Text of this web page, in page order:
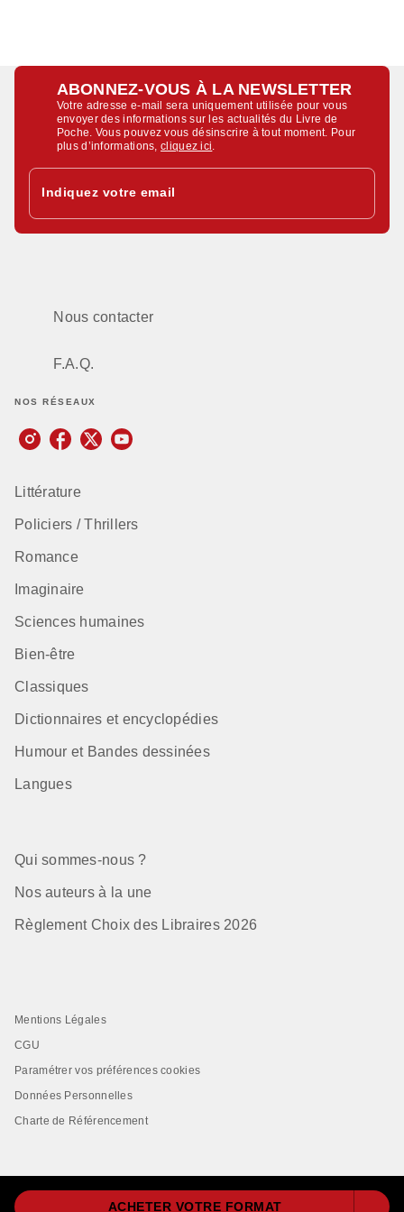
ACHETER VOTRE FORMAT
ABONNEZ-VOUS À LA NEWSLETTER
Votre adresse e-mail sera uniquement utilisée pour vous
envoyer des informations sur les actualités du Livre de
Poche. Vous pouvez vous désinscrire à tout moment. Pour
plus d’informations,cliquez ici
Indiquez votre email
Nous contacter
F.A.Q.
NOS RÉSEAUX
Littérature
Policiers / Thrillers
Romance
Imaginaire
Sciences humaines
Bien-être
Classiques
Dictionnaires et encyclopédies
Humour et Bandes dessinées
Langues
Qui sommes-nous ?
Nos auteurs à la une
Règlement Choix des Libraires 2026
Mentions Légales
CGU
Paramétrer vos préférences cookies
Données Personnelles
Charte de Référencement